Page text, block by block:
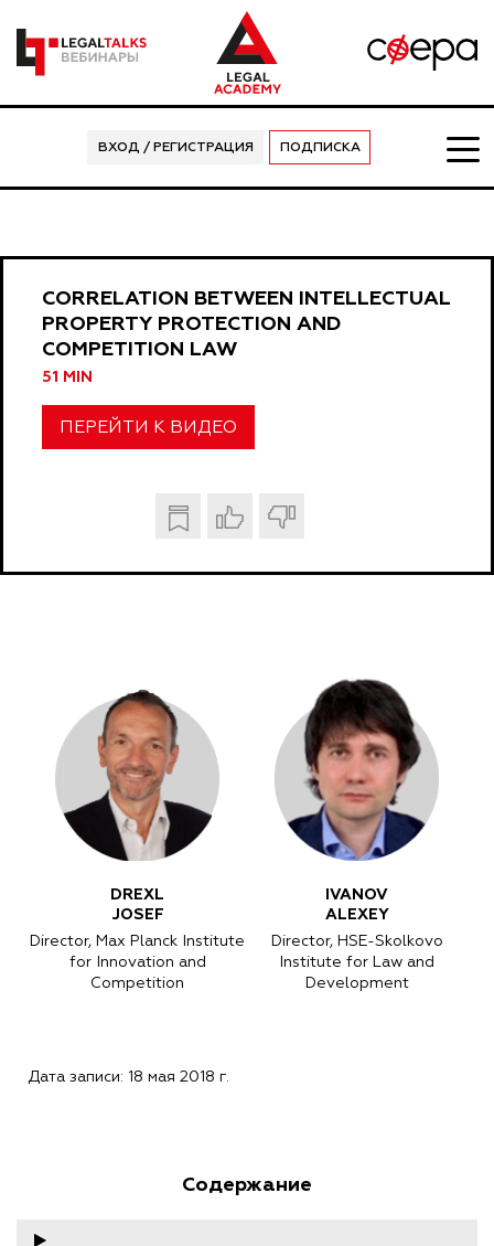
ВХОД / РЕГИСТРАЦИЯ ПОДПИСКА
CORRELATION BETWEEN INTELLECTUAL
PROPERTY PROTECTION AND
COMPETITION LAW
51 MIN
ПЕРЕЙТИ К ВИДЕО
DREXL
JOSEF
Director, Max Planck Institute
for Innovation and
Competition
IVANOV
ALEXEY
Director, HSE-Skolkovo
Institute for Law and
Development
Дата записи: 18 мая 2018 г.
Содержание